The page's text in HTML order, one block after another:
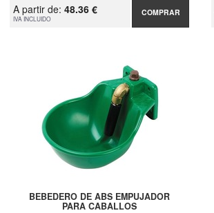
A partir de: 48.36 €
IVA INCLUIDO
COMPRAR
BEBEDERO DE ABS EMPUJADOR
PARA CABALLOS